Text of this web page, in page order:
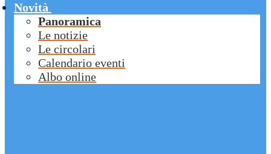
Novità
Panoramica
Le notizie
Le circolari
Calendario eventi
Albo online